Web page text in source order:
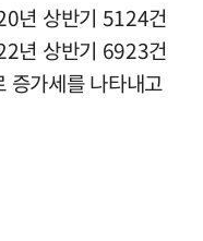
상반기 5124건
상반기 6923건
가세를 나타내고